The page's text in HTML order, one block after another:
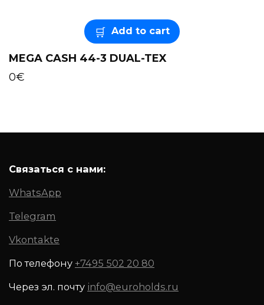
Add to cart
MEGA CASH 44-3 DUAL-TEX
0€
Связаться с нами:
WhatsApp
Telegram
Vkontakte
По телефону +7495 502 20 80
Через эл. почту info@euroholds.ru